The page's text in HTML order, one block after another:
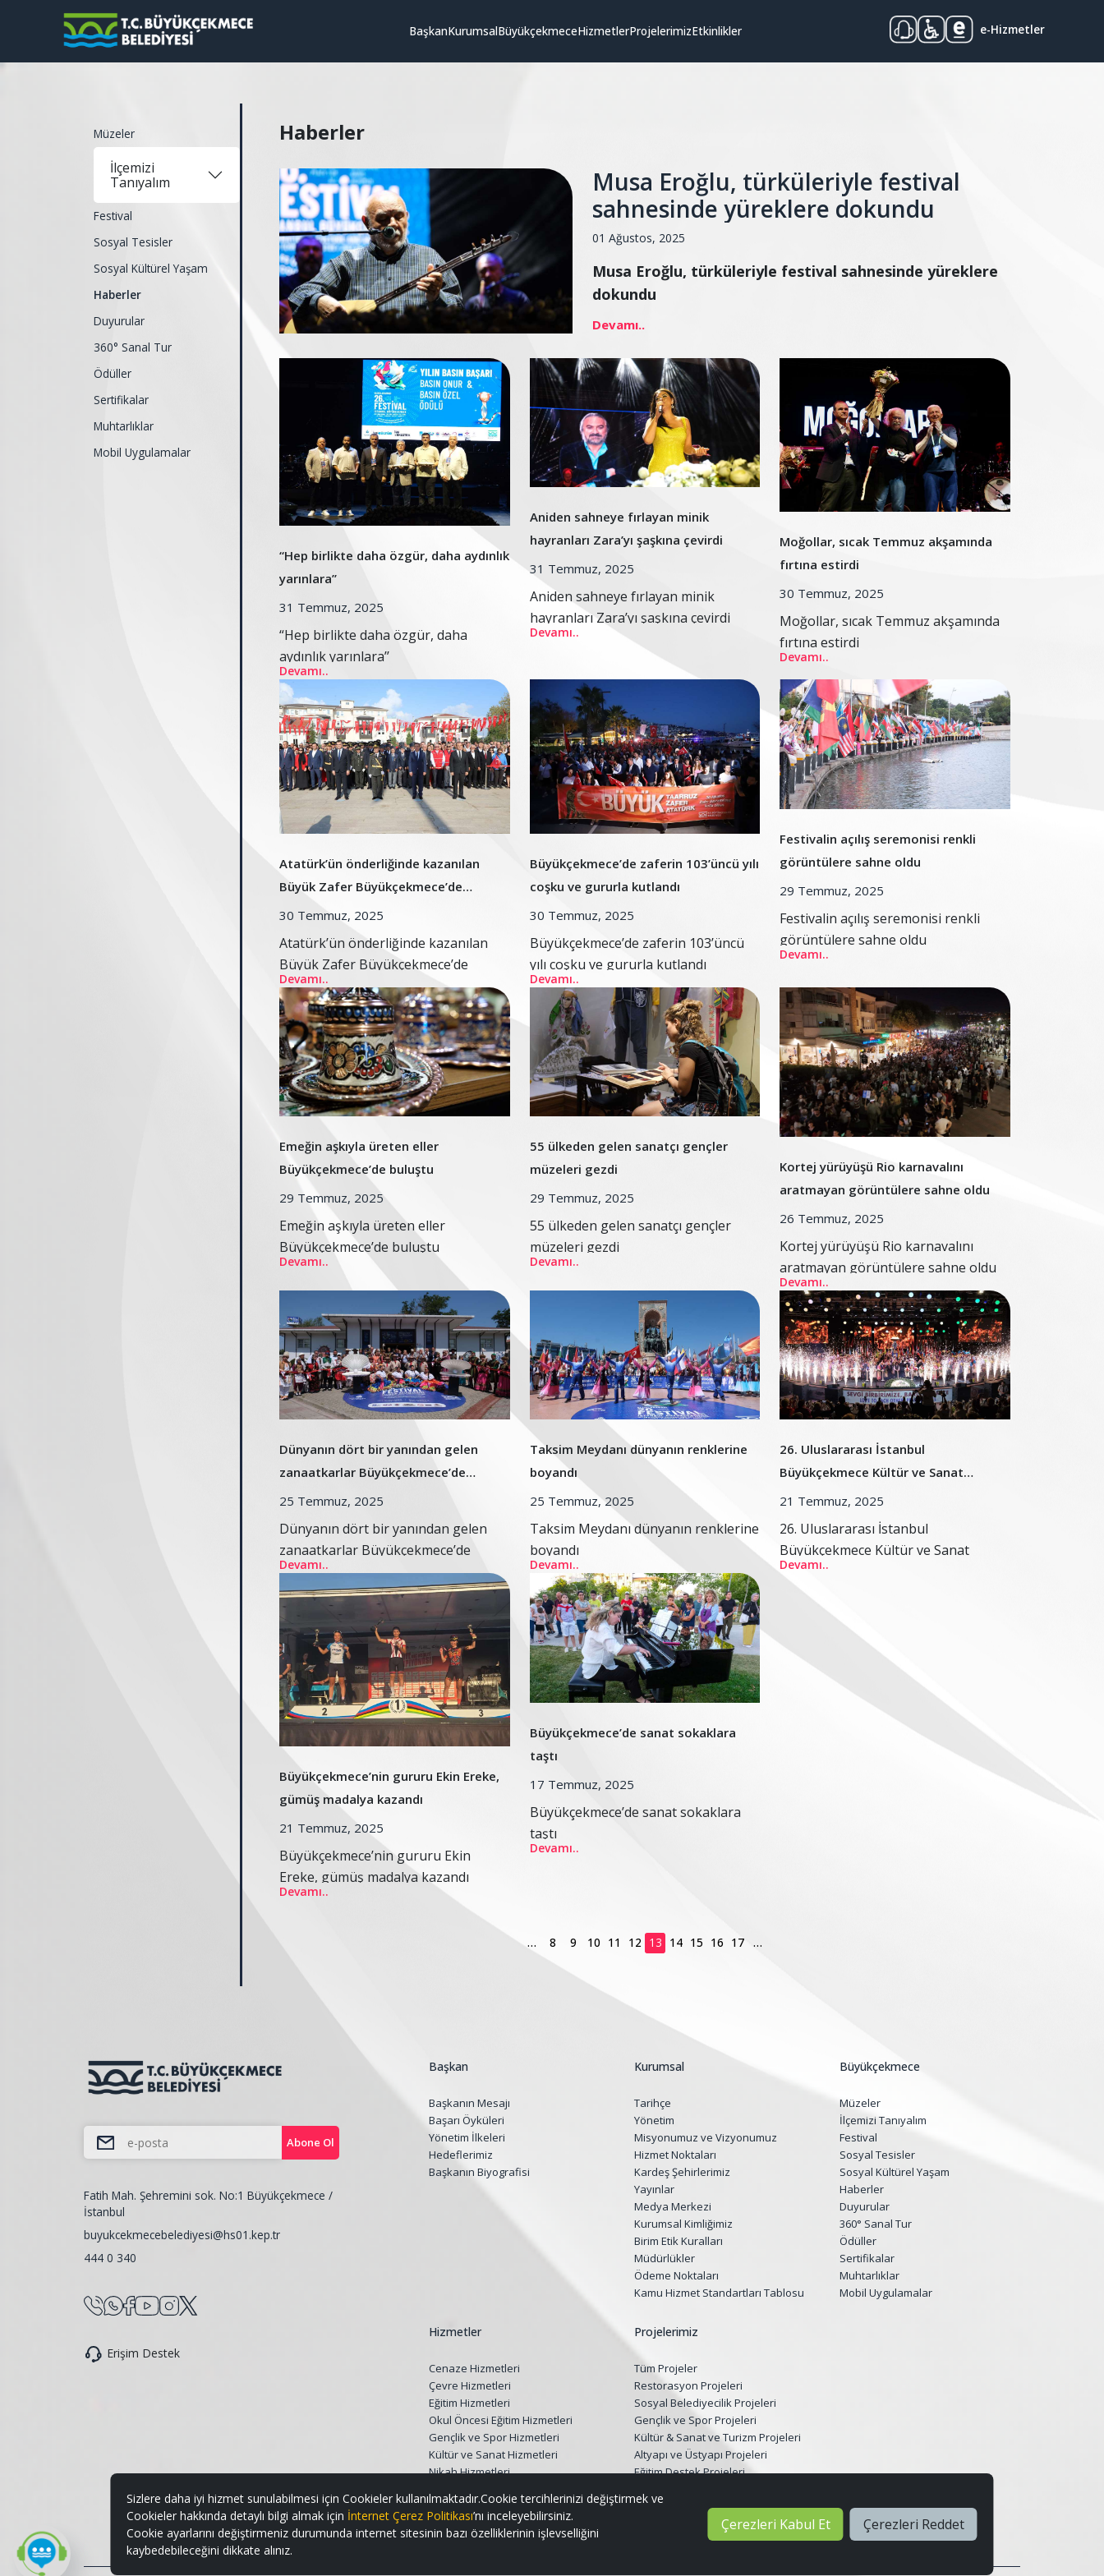
BaşkanKurumsalBüyükçekmeceHizmetlerProjelerimizEtkinlikler e-Hizmetler
Müzeler
İlçemizi
Tanıyalım
Festival
Sosyal Tesisler
Sosyal Kültürel Yaşam
Haberler
Duyurular
360° Sanal Tur
Ödüller
Sertifikalar
Muhtarlıklar
Mobil Uygulamalar
Haberler
Musa Eroğlu, türküleriyle festival
sahnesinde yüreklere dokundu
01 Ağustos, 2025
Musa Eroğlu, türküleriyle festival sahnesinde yüreklere
dokundu
Devamı..
“Hep birlikte daha özgür, daha aydınlık
yarınlara’’
31 Temmuz, 2025
“Hep birlikte daha özgür, daha
aydınlık yarınlara’’
Devamı..
Aniden sahneye fırlayan minik
hayranları Zara’yı şaşkına çevirdi
31 Temmuz, 2025
Aniden sahneye fırlayan minik
hayranları Zara’yı şaşkına çevirdi
Devamı..
Moğollar, sıcak Temmuz akşamında
fırtına estirdi
30 Temmuz, 2025
Moğollar, sıcak Temmuz akşamında
fırtına estirdi
Devamı..
Atatürk’ün önderliğinde kazanılan
Büyük Zafer Büyükçekmece’de
coşkuyla kutlan...
30 Temmuz, 2025
Atatürk’ün önderliğinde kazanılan
Büyük Zafer Büyükçekmece’de
coşkuyla kutlanıyor
Devamı..
Büyükçekmece’de zaferin 103’üncü yılı
coşku ve gururla kutlandı
30 Temmuz, 2025
Büyükçekmece’de zaferin 103’üncü
yılı coşku ve gururla kutlandı
Devamı..
Festivalin açılış seremonisi renkli
görüntülere sahne oldu
29 Temmuz, 2025
Festivalin açılış seremonisi renkli
görüntülere sahne oldu
Devamı..
Emeğin aşkıyla üreten eller
Büyükçekmece’de buluştu
29 Temmuz, 2025
Emeğin aşkıyla üreten eller
Büyükçekmece’de buluştu
Devamı..
55 ülkeden gelen sanatçı gençler
müzeleri gezdi
29 Temmuz, 2025
55 ülkeden gelen sanatçı gençler
müzeleri gezdi
Devamı..
Kortej yürüyüşü Rio karnavalını
aratmayan görüntülere sahne oldu
26 Temmuz, 2025
Kortej yürüyüşü Rio karnavalını
aratmayan görüntülere sahne oldu
Devamı..
Dünyanın dört bir yanından gelen
zanaatkarlar Büyükçekmece’de
buluştu
25 Temmuz, 2025
Dünyanın dört bir yanından gelen
zanaatkarlar Büyükçekmece’de
buluştu
Devamı..
Taksim Meydanı dünyanın renklerine
boyandı
25 Temmuz, 2025
Taksim Meydanı dünyanın renklerine
boyandı
Devamı..
26. Uluslararası İstanbul
Büyükçekmece Kültür ve Sanat
Festivali başlıyor
21 Temmuz, 2025
26. Uluslararası İstanbul
Büyükçekmece Kültür ve Sanat
Festivali başlıyor
Devamı..
Büyükçekmece’nin gururu Ekin Ereke,
gümüş madalya kazandı
21 Temmuz, 2025
Büyükçekmece’nin gururu Ekin
Ereke, gümüş madalya kazandı
Devamı..
Büyükçekmece’de sanat sokaklara
taştı
17 Temmuz, 2025
Büyükçekmece’de sanat sokaklara
taştı
Devamı..
… 8 9 10 11 12 13 14 15 16 17 …
Abone Ol
Fatih Mah. Şehremini sok. No:1 Büyükçekmece /
İstanbul
buyukcekmecebelediyesi@hs01.kep.tr
444 0 340
Erişim Destek
Başkan
Başkanın Mesajı
Başarı Öyküleri
Yönetim İlkeleri
Hedeflerimiz
Başkanın Biyografisi
Kurumsal
Tarihçe
Yönetim
Misyonumuz ve Vizyonumuz
Hizmet Noktaları
Kardeş Şehirlerimiz
Yayınlar
Medya Merkezi
Kurumsal Kimliğimiz
Birim Etik Kuralları
Müdürlükler
Ödeme Noktaları
Kamu Hizmet Standartları Tablosu
Büyükçekmece
Müzeler
İlçemizi Tanıyalım
Festival
Sosyal Tesisler
Sosyal Kültürel Yaşam
Haberler
Duyurular
360° Sanal Tur
Ödüller
Sertifikalar
Muhtarlıklar
Mobil Uygulamalar
Hizmetler
Cenaze Hizmetleri
Çevre Hizmetleri
Eğitim Hizmetleri
Okul Öncesi Eğitim Hizmetleri
Gençlik ve Spor Hizmetleri
Kültür ve Sanat Hizmetleri
Nikah Hizmetleri
Sosyal Hizmetler
Veteriner Hizmetleri
Temizlik Hizmetleri
Projelerimiz
Tüm Projeler
Restorasyon Projeleri
Sosyal Belediyecilik Projeleri
Gençlik ve Spor Projeleri
Kültür & Sanat ve Turizm Projeleri
Altyapı ve Üstyapı Projeleri
Eğitim Destek Projeleri
Projeleri
Kırsal Kalkınma Projeleri
Sizlere daha iyi hizmet sunulabilmesi için Cookieler kullanılmaktadır.Cookie tercihlerinizi değiştirmek ve
Cookieler hakkında detaylı bilgi almak için İnternet Çerez Politikası’nı inceleyebilirsiniz.
Cookie ayarlarını değiştirmeniz durumunda internet sitesinin bazı özelliklerinin işlevselliğini
kaybedebileceğini dikkate alınız.
Çerezleri Kabul Et Çerezleri Reddet